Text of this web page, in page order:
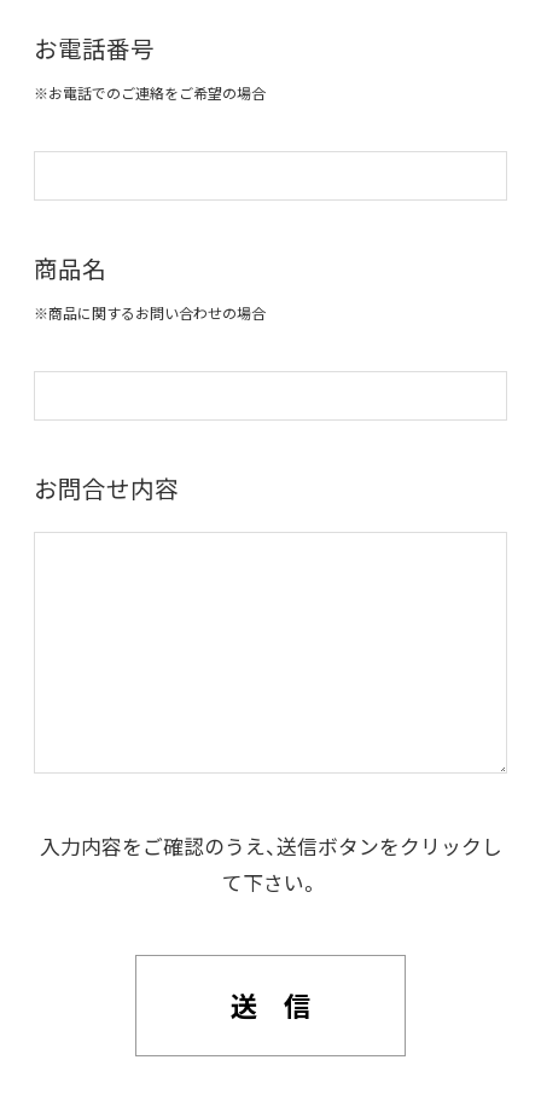
お電話番号
※お電話でのご連絡をご希望の場合
商品名
※商品に関するお問い合わせの場合
お問合せ内容
入力内容をご確認のうえ、送信ボタンをクリックし
て下さい。